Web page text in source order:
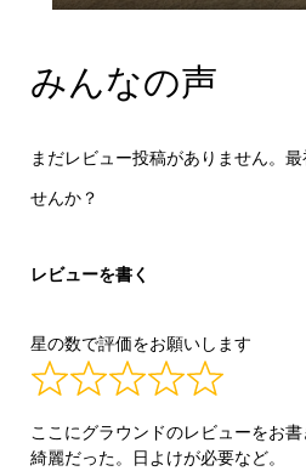
みんなの声
まだレビュー投稿がありません。
せんか？
レビューを書く
星の数で評価をお願いします
ここにグラウンドのレビューをお
綺麗だった。日よけが必要など。